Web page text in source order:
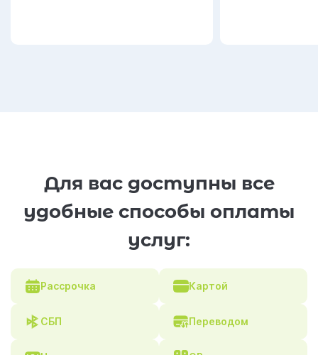
Для вас доступны все
удобные способы оплаты
услуг:
Рассрочка Картой
СБП Переводом